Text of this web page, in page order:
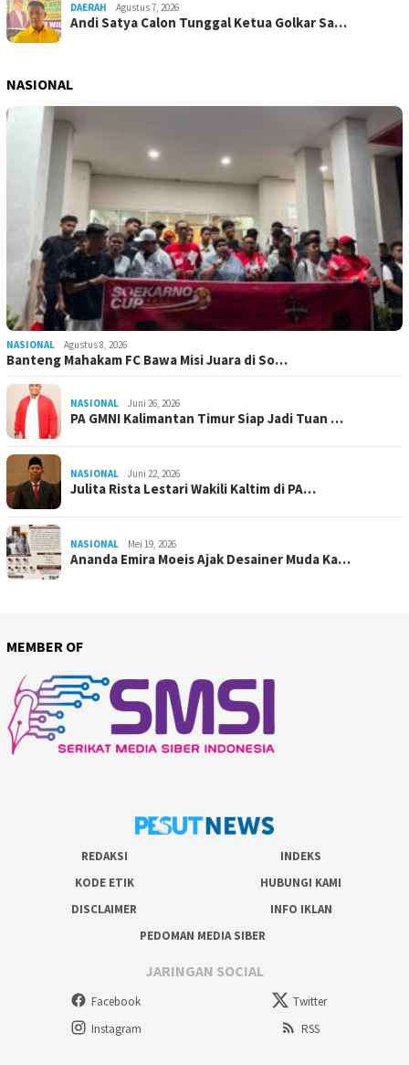
DAERAH Agustus 7, 2026
Andi Satya Calon Tunggal Ketua Golkar Sa…
NASIONAL
NASIONAL Agustus 8, 2026
Banteng Mahakam FC Bawa Misi Juara di So…
NASIONAL Juni 26, 2026
PA GMNI Kalimantan Timur Siap Jadi Tuan …
NASIONAL Juni 22, 2026
Julita Rista Lestari Wakili Kaltim di PA…
NASIONAL Mei 19, 2026
Ananda Emira Moeis Ajak Desainer Muda Ka…
MEMBER OF
REDAKSI
INDEKS
KODE ETIK
HUBUNGI KAMI
DISCLAIMER
INFO IKLAN
PEDOMAN MEDIA SIBER
JARINGAN SOCIAL
Facebook
Twitter
Instagram
RSS